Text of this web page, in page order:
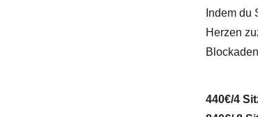
Indem du
Herzen
440€/4